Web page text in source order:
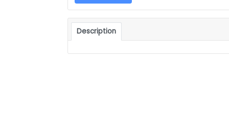
Description